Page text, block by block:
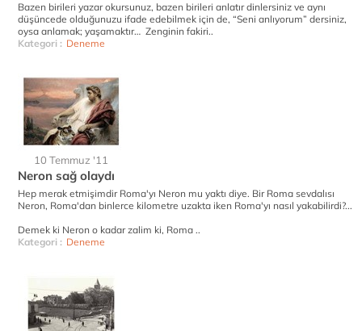
Bazen birileri yazar okursunuz, bazen birileri anlatır dinlersiniz ve aynı
düşüncede olduğunuzu ifade edebilmek için de, “Seni anlıyorum” dersiniz,
oysa anlamak; yaşamaktır… Zenginin fakiri..
Kategori : Deneme
10 Temmuz '11
Neron sağ olaydı
Hep merak etmişimdir Roma'yı Neron mu yaktı diye. Bir Roma sevdalısı
Neron, Roma'dan binlerce kilometre uzakta iken Roma'yı nasıl yakabilirdi?...
Demek ki Neron o kadar zalim ki, Roma ..
Kategori : Deneme